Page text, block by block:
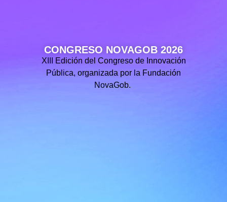
CONGRESO NOVAGOB 2026
XIII Edición del Congreso de Innovación
Pública, organizada por la Fundación
NovaGob.